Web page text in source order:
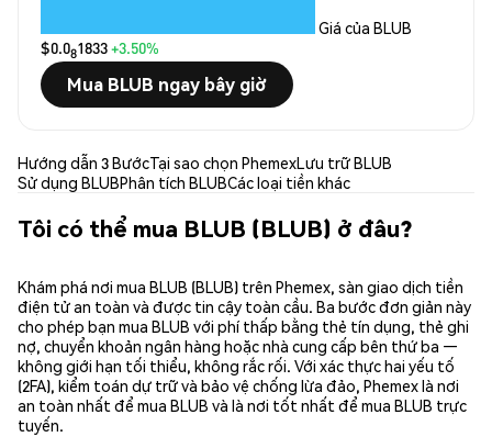
Giá của BLUB
$0.081833+3.50%
Mua BLUB ngay bây giờ
Hướng dẫn 3 BướcTại sao chọn PhemexLưu trữ BLUB
Sử dụng BLUBPhân tích BLUBCác loại tiền khác
Tôi có thể mua BLUB (BLUB) ở đâu?
Khám phá nơi mua BLUB (BLUB) trên Phemex, sàn giao dịch tiền
điện tử an toàn và được tin cậy toàn cầu. Ba bước đơn giản này
cho phép bạn mua BLUB với phí thấp bằng thẻ tín dụng, thẻ ghi
nợ, chuyển khoản ngân hàng hoặc nhà cung cấp bên thứ ba —
không giới hạn tối thiểu, không rắc rối. Với xác thực hai yếu tố
(2FA), kiểm toán dự trữ và bảo vệ chống lừa đảo, Phemex là nơi
an toàn nhất để mua BLUB và là nơi tốt nhất để mua BLUB trực
tuyến.